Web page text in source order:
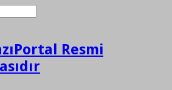
Resmi